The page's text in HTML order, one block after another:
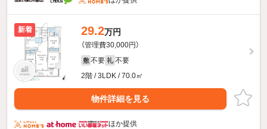
新着 29.2万円
（管理費30,000円）
敷 不要 礼 不要
2階 / 3LDK / 70.0㎡
物件詳細を見る
ほか提供